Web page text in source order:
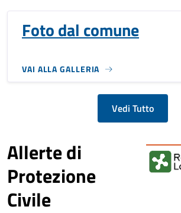
Foto dal comune
VAI ALLA GALLERIA
Vedi Tutto
Allerte di
Protezione
Civile